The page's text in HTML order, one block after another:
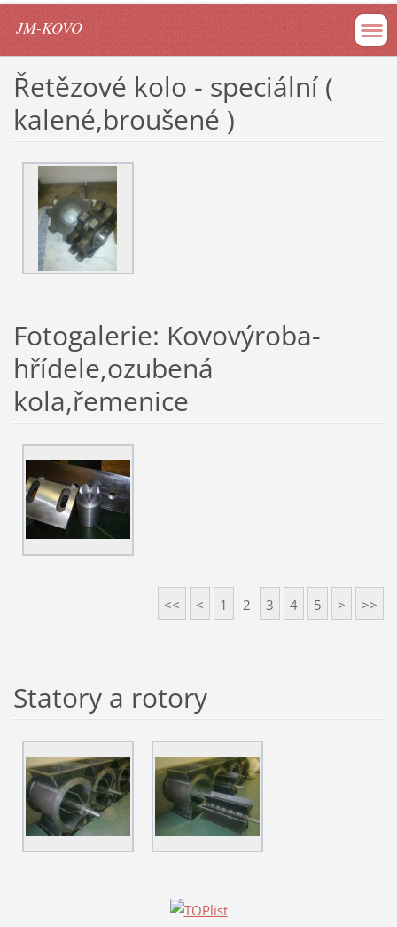
JM-KOVO
Řetězové kolo - speciální (
kalené,broušené )
Fotogalerie: Kovovýroba-
hřídele,ozubená
kola,řemenice
<< < 1 2 3 4 5 > >>
Statory a rotory